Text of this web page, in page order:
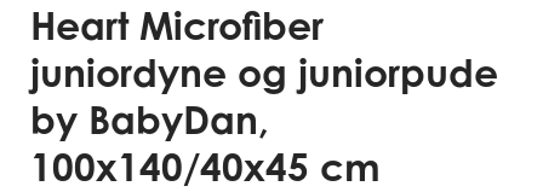
Heart Microfiber
juniordyne og juniorpude
by BabyDan,
100x140/40x45 cm